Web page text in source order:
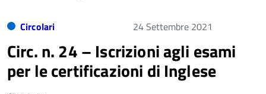
Circolari 24 Settembre 2021
Circ. n. 24 – Iscrizioni agli esami
per le certificazioni di Inglese